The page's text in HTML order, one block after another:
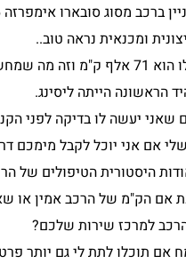
ברכב מסוג סובארו אימפרזה 2006 יד 2.
ומכנאית נראה טוב..
הק"מ שלו הוא 71 אלף ק"מ וזה
הראשונה הייתה ליסינג.
שאני יעשה לו בדיקה לפני
אם אני יוכל לקבל מימכם
היסטורית הטיפולים של
אם הק"מ של הרכב אמין או
למרכז שירות שלכם?
אם תוכלו לתת לי גם יותר